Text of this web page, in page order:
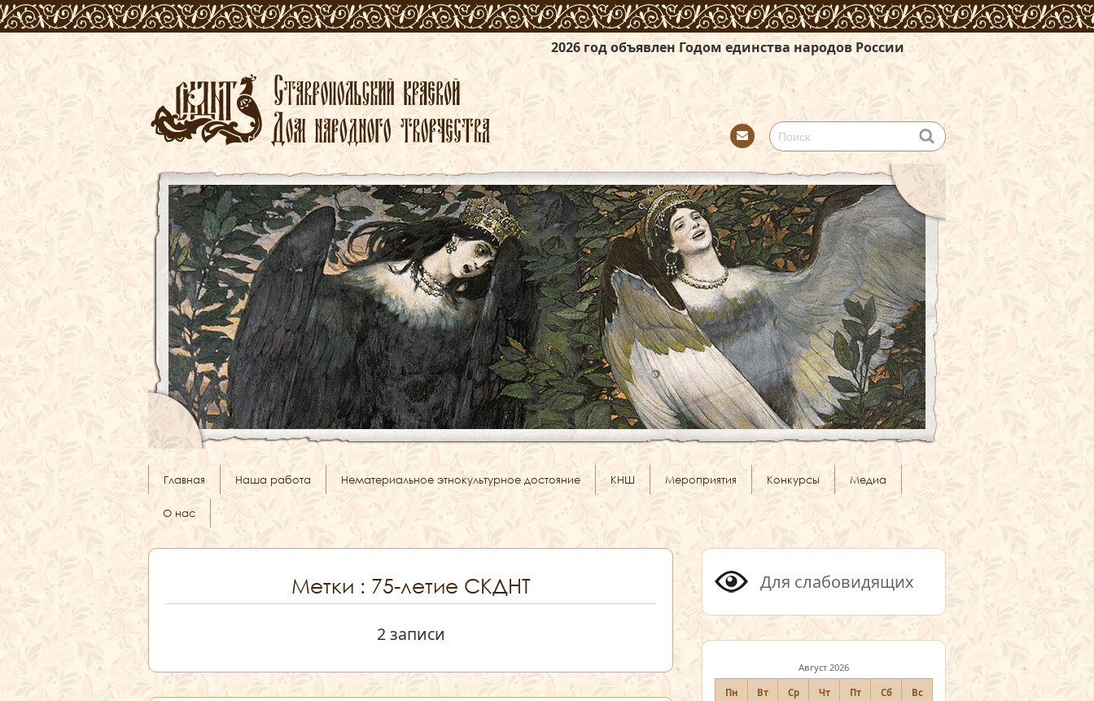
2026 год объявлен Годом единства народов России
tact
Главная Наша работа Нематериальное этнокультурное достояние КНШ Мероприятия Конкурсы Медиа
О нас
Метки : 75-летие СКДНТ
2 записи
Для слабовидящих
Август 2026
Пн Вт Ср Чт Пт Сб Вс